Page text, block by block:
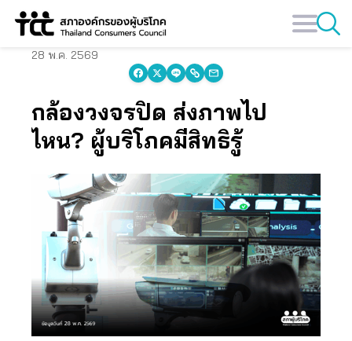
Skip
28 พ.ค. 2569
กล้องวงจรปิด ส่งภาพไป
ไหน? ผู้บริโภคมีสิทธิรู้